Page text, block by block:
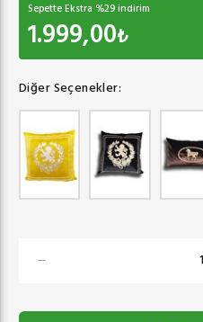
Sepette Ekstra %29indirim
1.999,00₺
Diğer Seçenekler: